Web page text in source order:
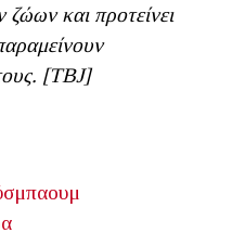
ζώων και προτείνει
[ΤΒJ]